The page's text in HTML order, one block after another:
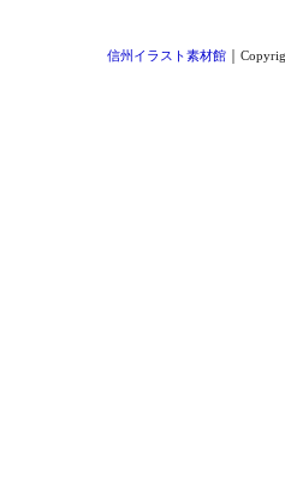
信州イラスト素材館｜